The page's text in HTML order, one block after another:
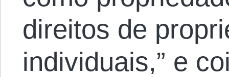
direitos de
individuais,” e